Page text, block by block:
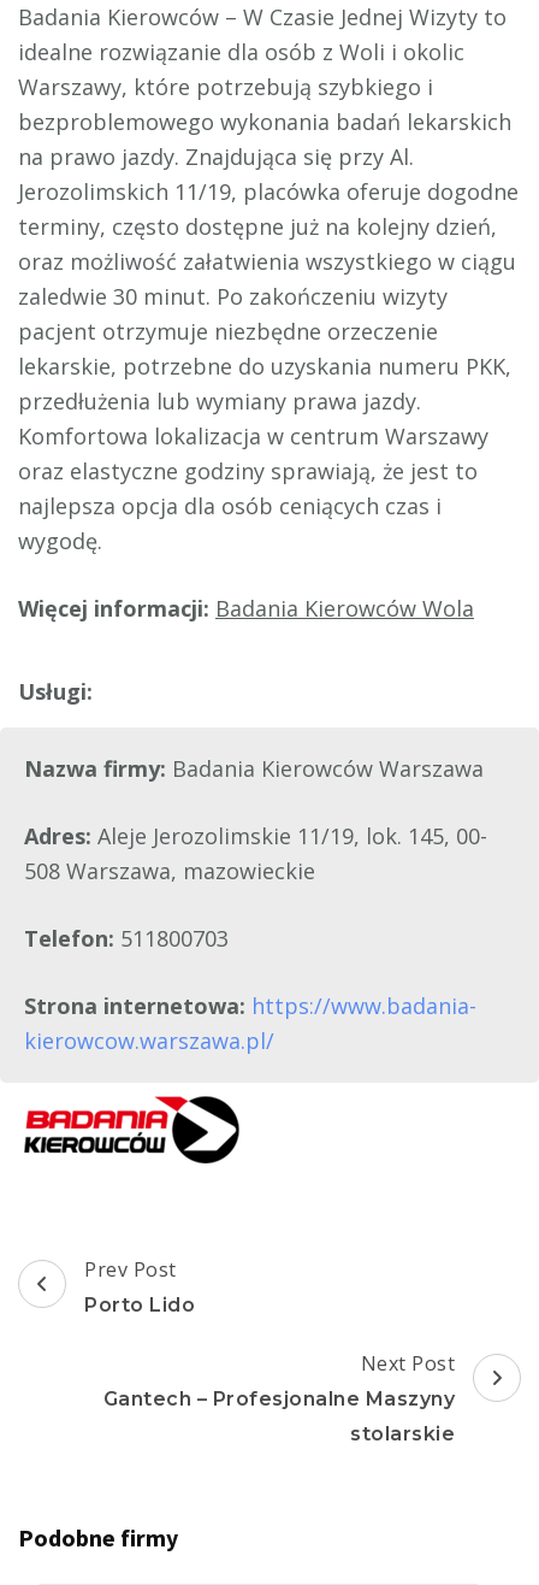
Badania Kierowców – W Czasie Jednej Wizyty to
idealne rozwiązanie dla osób z Woli i okolic
Warszawy, które potrzebują szybkiego i
bezproblemowego wykonania badań lekarskich
na prawo jazdy. Znajdująca się przy Al.
Jerozolimskich 11/19, placówka oferuje dogodne
terminy, często dostępne już na kolejny dzień,
oraz możliwość załatwienia wszystkiego w ciągu
zaledwie 30 minut. Po zakończeniu wizyty
pacjent otrzymuje niezbędne orzeczenie
lekarskie, potrzebne do uzyskania numeru PKK,
przedłużenia lub wymiany prawa jazdy.
Komfortowa lokalizacja w centrum Warszawy
oraz elastyczne godziny sprawiają, że jest to
najlepsza opcja dla osób ceniących czas i
wygodę.
Więcej informacji: Badania Kierowców Wola
Nazwa firmy: Badania Kierowców Warszawa
Adres: Aleje Jerozolimskie 11/19, lok. 145, 00-
508 Warszawa, mazowieckie
Telefon: 511800703
Strona internetowa: https://www.badania-
kierowcow.warszawa.pl/
Post
Navigation
Prev Post
Porto Lido
Next Post
Gantech – Profesjonalne Maszyny
stolarskie
Podobne firmy